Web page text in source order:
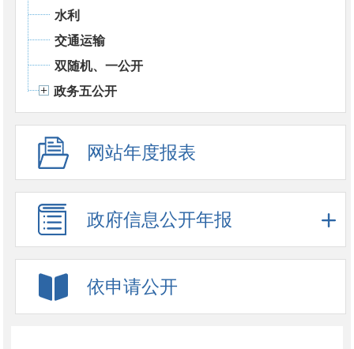
水利
交通运输
双随机、一公开
政务五公开
网站年度报表
政府信息公开年报
依申请公开